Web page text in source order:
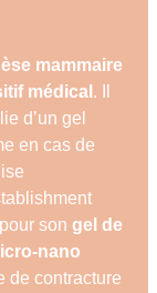
mammaire
médical . Il
d’un gel
en cas de
son gel de
nano
de contracture